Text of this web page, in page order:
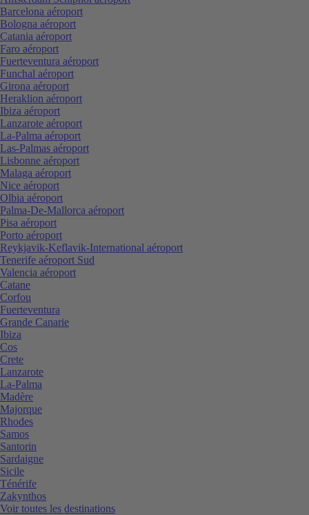
Barcelona aéroport
Bologna aéroport
Catania aéroport
Faro aéroport
Fuerteventura aéroport
Funchal aéroport
Girona aéroport
Heraklion aéroport
Ibiza aéroport
Lanzarote aéroport
La-Palma aéroport
Las-Palmas aéroport
Lisbonne aéroport
Malaga aéroport
Nice aéroport
Olbia aéroport
Palma-De-Mallorca aéroport
Pisa aéroport
Porto aéroport
Reykjavik-Keflavik-International aéroport
Tenerife aéroport Sud
Valencia aéroport
Catane
Corfou
Fuerteventura
Grande Canarie
Ibiza
Cos
Crete
Lanzarote
La-Palma
Madère
Majorque
Rhodes
Samos
Santorin
Sardaigne
Sicile
Ténérife
Zakynthos
Voir toutes les destinations